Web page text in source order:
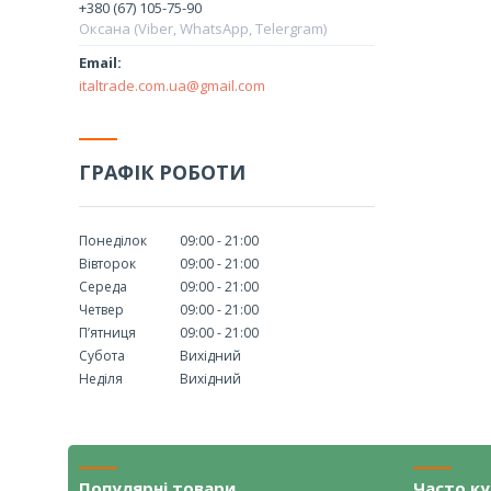
+380 (67) 105-75-90
Оксана (Viber, WhatsApp, Telergram)
italtrade.com.ua@gmail.com
ГРАФІК РОБОТИ
Понеділок 09:00 21:00
Вівторок
09:00 21:00
Середа
09:00 21:00
Четвер
09:00 21:00
Пʼятниця
09:00 21:00
Субота
Вихідний
Неділя
Вихідний